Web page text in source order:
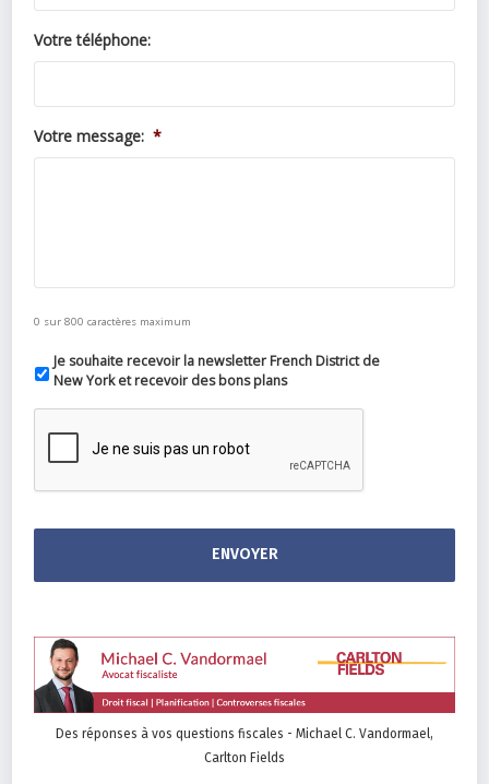
Votre téléphone:
Votre message: *
0 sur 800 caractères maximum
Je souhaite recevoir la newsletter French District de
New York et recevoir des bons plans
Des réponses à vos questions fiscales - Michael C. Vandormael,
Carlton Fields